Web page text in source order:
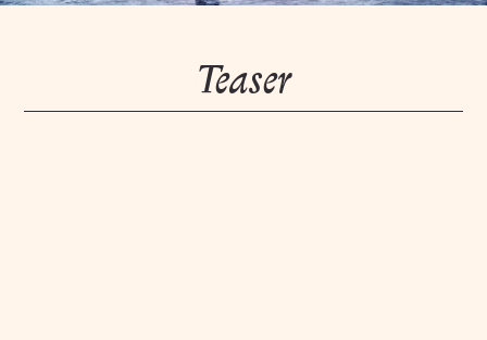
Teaser